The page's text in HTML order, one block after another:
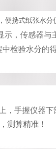
示，传感器与
检验水分的
，手握仪器
测算精准！